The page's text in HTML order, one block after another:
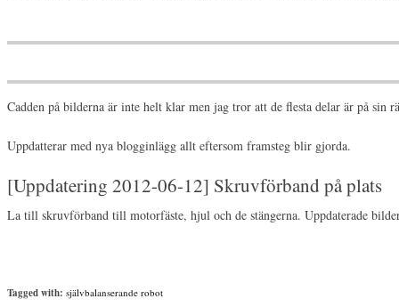
Cadden på bilderna är inte helt klar men jag tror att de flesta delar är på sin
Uppdatterar med nya blogginlägg allt eftersom framsteg blir gjorda.
[Uppdatering 2012-06-12] Skruvförband på plats
La till skruvförband till motorfäste, hjul och de stängerna. Uppdaterade
Tagged with: självbalanserande robot